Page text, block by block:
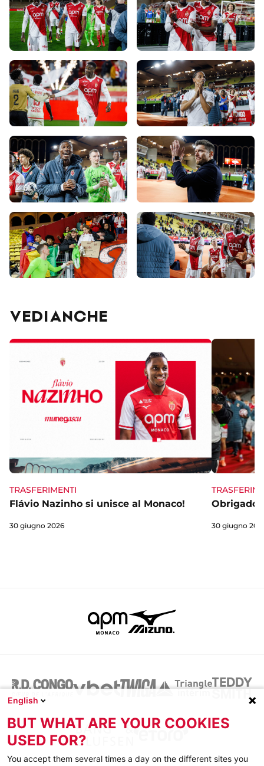
VEDI ANCHE
TRASFERIMENTI
Flávio Nazinho si unisce al Monaco!
30 giugno 2026
Obrigado
30 giugno
English
BUT WHAT ARE YOUR COOKIES
USED FOR?
You accept them several times a day on the different sites you